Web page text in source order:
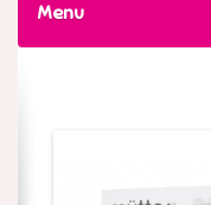
Menu